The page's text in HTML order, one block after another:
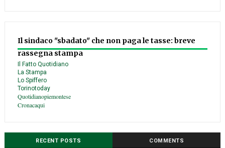
Il sindaco "sbadato" che non paga le tasse: breve
rassegna stampa
Il Fatto Quotidiano
La Stampa
Lo Spiffero
Torinotoday
Quotidianopiemontese
Cronacaqui
RECENT POSTS COMMENTS